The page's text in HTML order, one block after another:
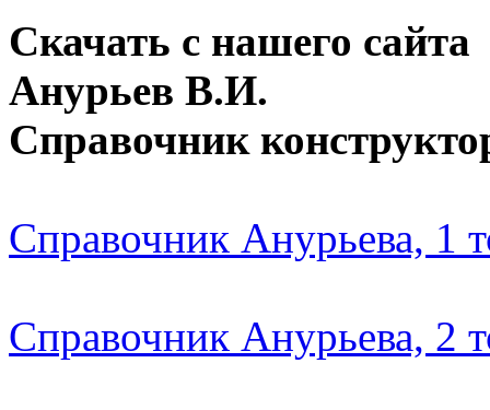
Скачать с нашего сайта
Анурьев В.И.
Справочник
Справочник Анурьева, 1
Справочник Анурьева, 2